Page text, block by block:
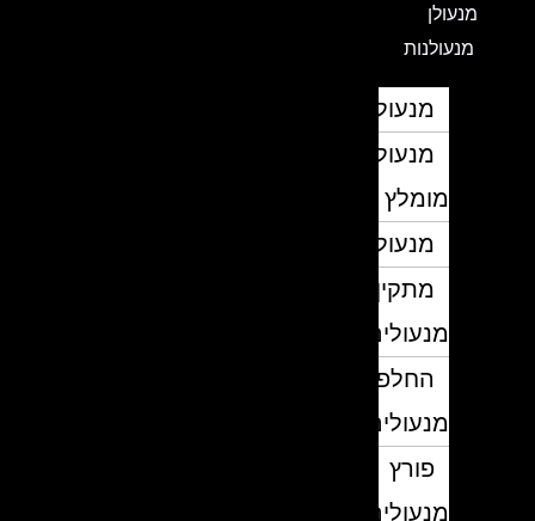
מנעולן
מנעולנות
מנעולן
מנעולן
מומלץ
מנעולנים
מתקין
מנעולים
החלפת
מנעולים
פורץ
מנעולים